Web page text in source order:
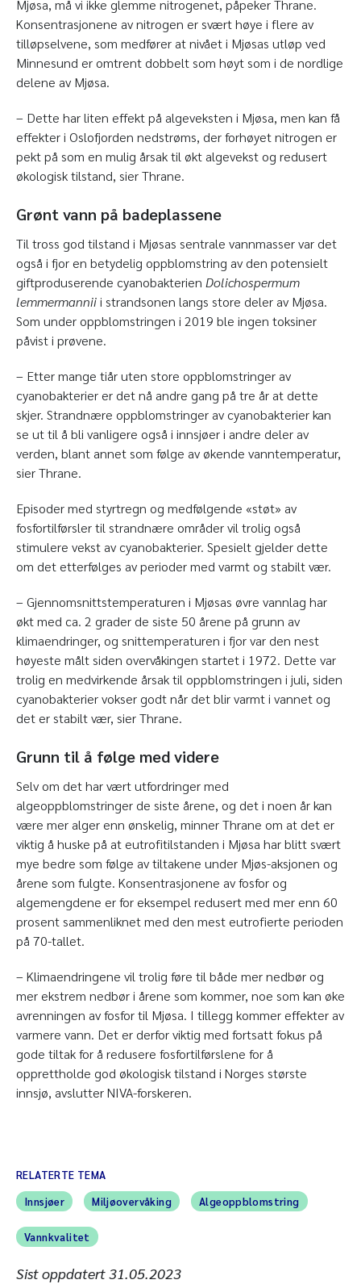
Mjøsa, må vi ikke glemme nitrogenet, påpeker Thrane.
Konsentrasjonene av nitrogen er svært høye i flere av
tilløpselvene, som medfører at nivået i Mjøsas utløp ved
Minnesund er omtrent dobbelt som høyt som i de nordlige
delene av Mjøsa.
– Dette har liten effekt på algeveksten i Mjøsa, men kan få
effekter i Oslofjorden nedstrøms, der forhøyet nitrogen er
pekt på som en mulig årsak til økt algevekst og redusert
økologisk tilstand, sier Thrane.
Grønt vann på badeplassene
Til tross god tilstand i Mjøsas sentrale vannmasser var det
også i fjor en betydelig oppblomstring av den potensielt
giftproduserende cyanobakterien Dolichospermum
lemmermanniii strandsonen langs store deler av Mjøsa.
Som under oppblomstringen i 2019 ble ingen toksiner
påvist i prøvene.
– Etter mange tiår uten store oppblomstringer av
cyanobakterier er det nå andre gang på tre år at dette
skjer. Strandnære oppblomstringer av cyanobakterier kan
se ut til å bli vanligere også i innsjøer i andre deler av
verden, blant annet som følge av økende vanntemperatur,
sier Thrane.
Episoder med styrtregn og medfølgende «støt» av
fosfortilførsler til strandnære områder vil trolig også
stimulere vekst av cyanobakterier. Spesielt gjelder dette
om det etterfølges av perioder med varmt og stabilt vær.
– Gjennomsnittstemperaturen i Mjøsas øvre vannlag har
økt med ca. 2 grader de siste 50 årene på grunn av
klimaendringer, og snittemperaturen i fjor var den nest
høyeste målt siden overvåkingen startet i 1972. Dette var
trolig en medvirkende årsak til oppblomstringen i juli, siden
cyanobakterier vokser godt når det blir varmt i vannet og
det er stabilt vær, sier Thrane.
Grunn til å følge med videre
Selv om det har vært utfordringer med
algeoppblomstringer de siste årene, og det i noen år kan
være mer alger enn ønskelig, minner Thrane om at det er
viktig å huske på at eutrofitilstanden i Mjøsa har blitt svært
mye bedre som følge av tiltakene under Mjøs-aksjonen og
årene som fulgte. Konsentrasjonene av fosfor og
algemengdene er for eksempel redusert med mer enn 60
prosent sammenliknet med den mest eutrofierte perioden
på 70-tallet.
– Klimaendringene vil trolig føre til både mer nedbør og
mer ekstrem nedbør i årene som kommer, noe som kan øke
avrenningen av fosfor til Mjøsa. I tillegg kommer effekter av
varmere vann. Det er derfor viktig med fortsatt fokus på
gode tiltak for å redusere fosfortilførslene for å
opprettholde god økologisk tilstand i Norges største
innsjø, avslutter NIVA-forskeren.
RELATERTE TEMA
Innsjøer
Miljøovervåking Algeoppblomstring
Vannkvalitet
Sist oppdatert31.05.2023